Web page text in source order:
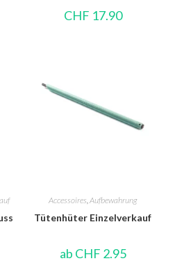
CHF 17.90
Accessoires,Aufbewahrung
Tütenhüter Einzelverkauf
ab CHF 2.95